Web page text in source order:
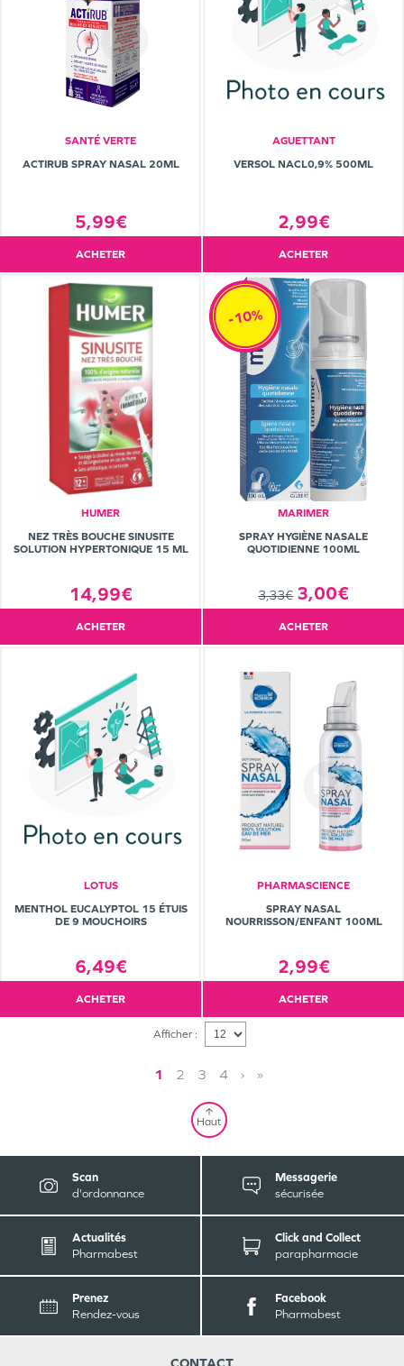
SANTÉ VERTE
ACTIRUB SPRAY NASAL 20ML
5,99€
ACHETER
AGUETTANT
VERSOL NACL0,9% 500ML
2,99€
ACHETER
HUMER
NEZ TRÈS BOUCHE SINUSITE
SOLUTION HYPERTONIQUE 15 ML
14,99€
ACHETER
MARIMER
SPRAY HYGIÈNE NASALE
QUOTIDIENNE 100ML
3,33€ 3,00€
-10%
ACHETER
LOTUS
MENTHOL EUCALYPTOL 15 ÉTUIS
DE 9 MOUCHOIRS
6,49€
ACHETER
PHARMASCIENCE
SPRAY NASAL
NOURRISSON/ENFANT 100ML
2,99€
ACHETER
Afficher :
1 2 3 4 › »
Haut
Scan
d'ordonnance
Messagerie
sécurisée
Actualités
Pharmabest
Click and Collect
parapharmacie
Prenez
Rendez-vous
Facebook
Pharmabest
CONTACT